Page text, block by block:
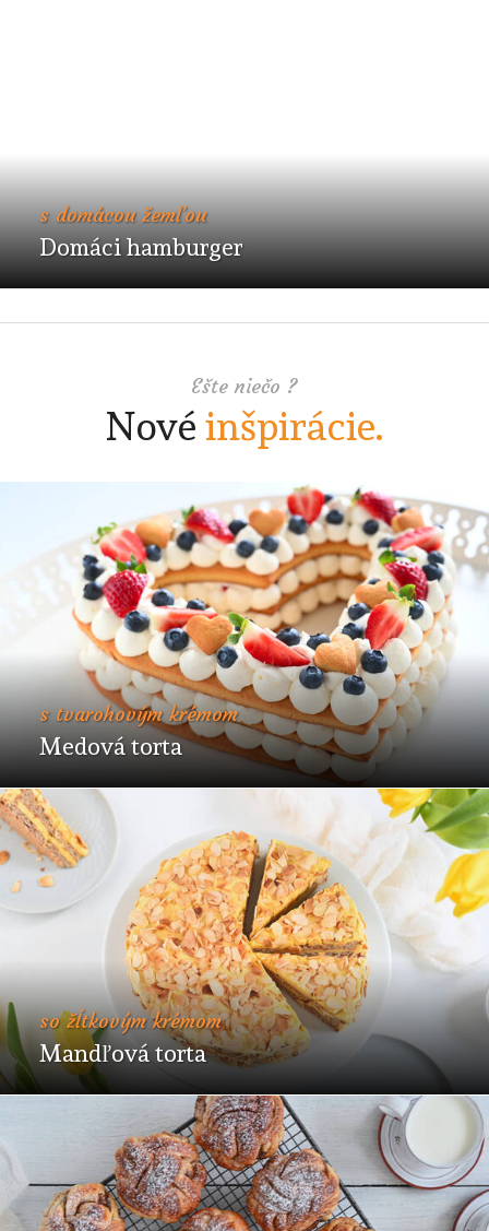
s domácou žemľou
Domáci hamburger
Ešte niečo ?
Nové inšpirácie.
s tvarohovým krémom
Medová torta
so žĺtkovým krémom
Mandľová torta